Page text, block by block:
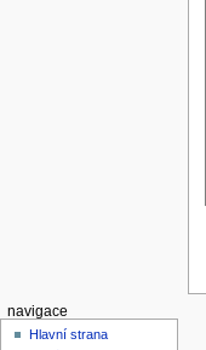
navigace
Hlavní strana